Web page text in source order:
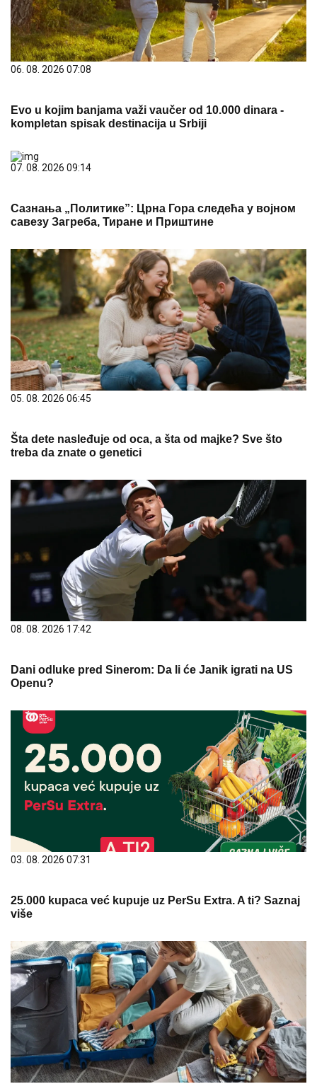
06. 08. 2026 07:08
Evo u kojim banjama važi vaučer od 10.000 dinara -
kompletan spisak destinacija u Srbiji
07. 08. 2026 09:14
Сазнања „Политике”: Црна Гора следећа у војном
савезу Загреба, Тиране и Приштине
05. 08. 2026 06:45
Šta dete nasleđuje od oca, a šta od majke? Sve što
treba da znate o genetici
08. 08. 2026 17:42
Dani odluke pred Sinerom: Da li će Janik igrati na US
Openu?
03. 08. 2026 07:31
25.000 kupaca već kupuje uz PerSu Extra. A ti? Saznaj
više